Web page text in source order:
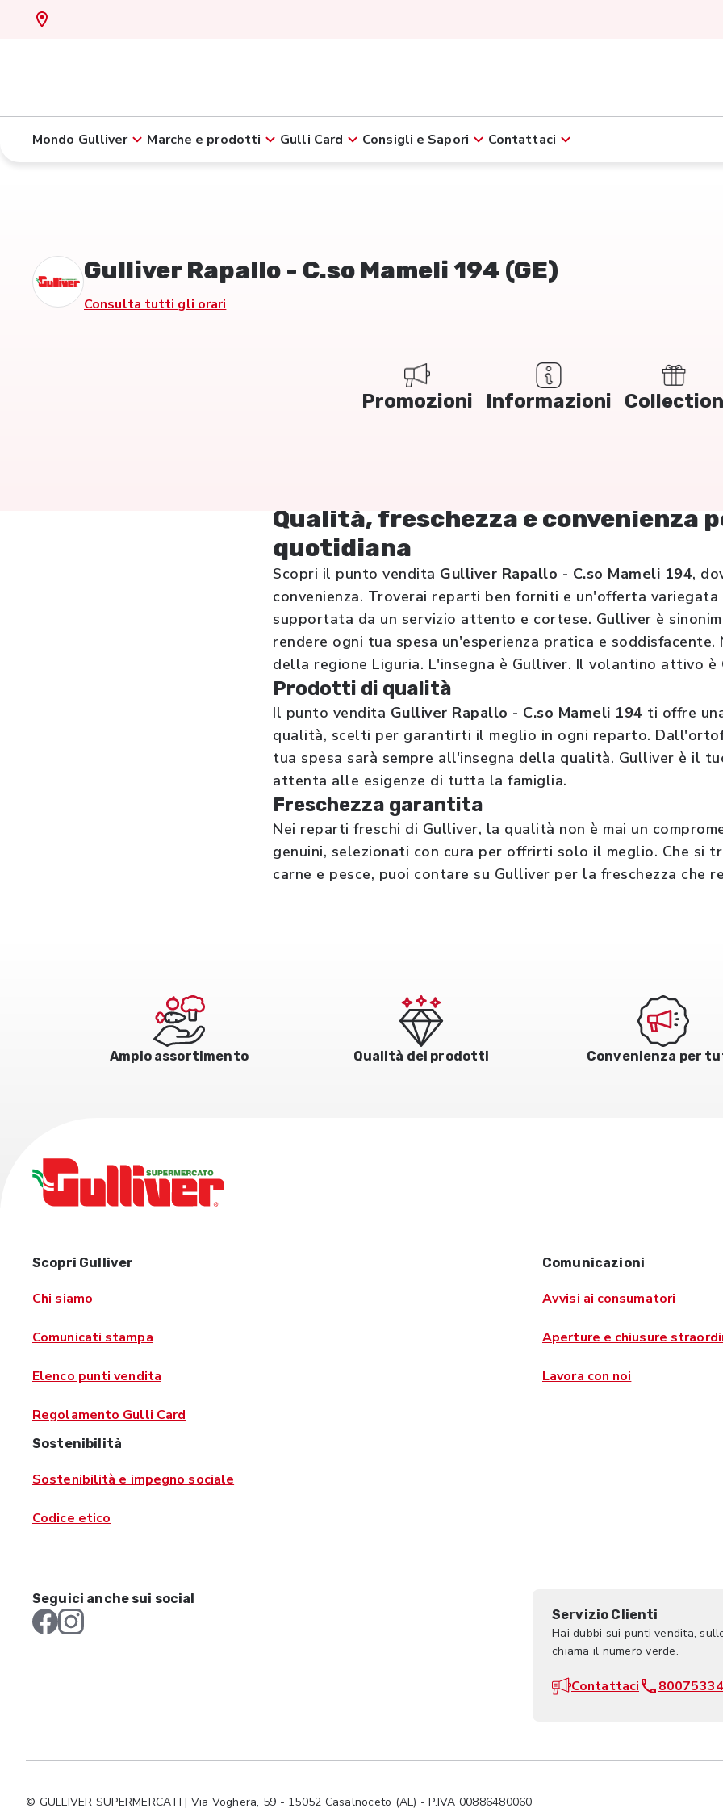
Mondo Gulliver Marche e prodotti Gulli Card Consigli e Sapori Contattaci
Gulliver Rapallo - C.so Mameli 194 (GE)
Consulta tutti gli orari
Promozioni Informazioni Collection
Qualità, freschezza e convenienza
quotidiana
Scopri il punto vendita Gulliver Rapallo - C.so Mameli 194,
convenienza. Troverai reparti ben forniti e un'offerta
supportata da un servizio attento e cortese. Gulliver è
rendere ogni tua spesa un'esperienza pratica e
della regione Liguria. L'insegna è Gulliver. Il volantino attivo è
Prodotti di qualità
Il punto vendita Gulliver Rapallo - C.so Mameli 194 ti offre
qualità, scelti per garantirti il meglio in ogni reparto.
tua spesa sarà sempre all'insegna della qualità. Gulliver è il
attenta alle esigenze di tutta la famiglia.
Freschezza garantita
Nei reparti freschi di Gulliver, la qualità non è mai un
genuini, selezionati con cura per offrirti solo il meglio. Che si
carne e pesce, puoi contare su Gulliver per la freschezza che
Ampio assortimento Qualità dei prodotti Convenienza per
Scopri Gulliver
Chi siamo
Comunicati stampa
Elenco punti vendita
Regolamento Gulli Card
Comunicazioni
Avvisi ai consumatori
Aperture e chiusure
Lavora con noi
Sostenibilità
Sostenibilità e impegno sociale
Codice etico
Seguici anche sui social
Servizio Clienti
Hai dubbi sui punti vendita,
chiama il numero verde.
Contattaci
© GULLIVER SUPERMERCATI | Via Voghera, 59 - 15052 Casalnoceto (AL) - P.IVA 00886480060